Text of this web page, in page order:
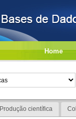
Home
Produção científica